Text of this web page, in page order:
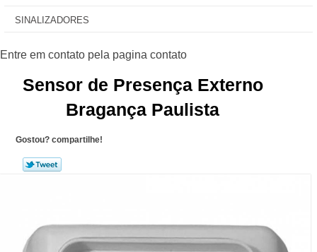
SINALIZADORES
Sensor de Presença Externo
Bragança Paulista
Gostou? compartilhe!